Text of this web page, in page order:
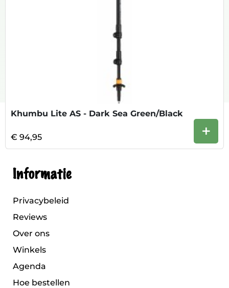
Khumbu Lite AS - Dark Sea Green/Black
€ 94,95 +
Informatie
Privacybeleid
Reviews
Over ons
Winkels
Agenda
Hoe bestellen